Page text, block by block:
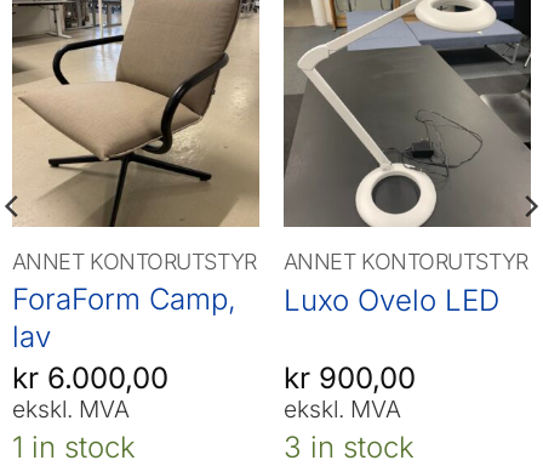
ANNET KONTORUTSTYR
ForaForm Camp,
lav
kr6.000,00
ekskl. MVA
1 in stock
ANNET KONTORUTSTYR
Luxo Ovelo LED
kr900,00
ekskl. MVA
3 in stock